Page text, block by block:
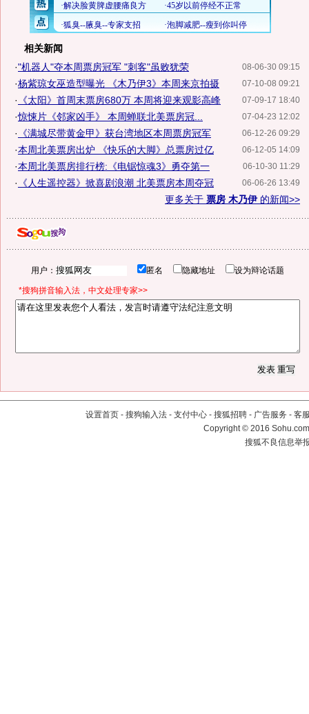
相关新闻
08-06-30 09:15
·"机器人"夺本周票房冠军 "刺客"虽败犹荣
07-10-08 09:21
·杨紫琼女巫造型曝光 《木乃伊3》本周来京拍摄
07-09-17 18:40
· 《太阳》首周末票房680万 本周将迎来观影高峰
07-04-23 12:02
·惊悚片《邻家凶手》 本周蝉联北美票房冠...
06-12-26 09:29
· 《满城尽带黄金甲》获台湾地区本周票房冠军
06-12-05 14:09
·本周北美票房出炉 《快乐的大脚》总票房过亿
06-10-30 11:29
·本周北美票房排行榜:《电锯惊魂3》勇夺第一
06-06-26 13:49
·
《人生遥控器》掀喜剧浪潮 北美票房本周夺冠
更多关于 票房 木乃伊的新闻>>
用户： 匿名 隐藏地址 设为辩论话题
*搜狗拼音输入法，中文处理专家>>
设置首页 - 搜狗输入法 - 支付中心 - 搜狐招聘 - 广告服务 - 客
Copyright©2016
搜狐不良信息举